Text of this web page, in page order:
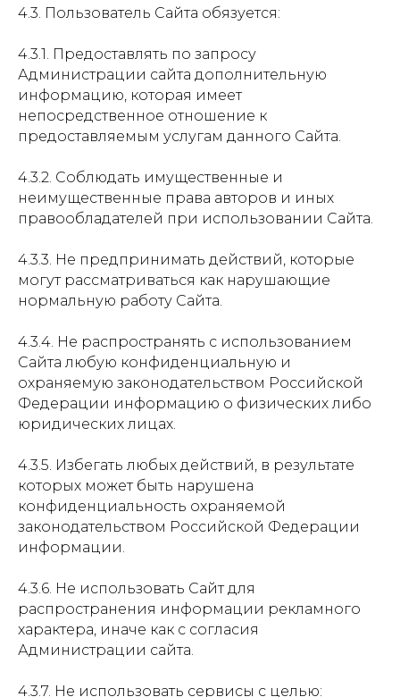
4.3. Пользователь Сайта обязуется:
4.3.1. Предоставлять по запросу
Администрации сайта дополнительную
информацию, которая имеет
непосредственное отношение к
предоставляемым услугам данного Сайта.
4.3.2. Соблюдать имущественные и
неимущественные права авторов и иных
правообладателей при использовании Сайта.
4.3.3. Не предпринимать действий, которые
могут рассматриваться как нарушающие
нормальную работу Сайта.
4.3.4. Не распространять с использованием
Сайта любую конфиденциальную и
охраняемую законодательством Российской
Федерации информацию о физических либо
юридических лицах.
4.3.5. Избегать любых действий, в результате
которых может быть нарушена
конфиденциальность охраняемой
законодательством Российской Федерации
информации.
4.3.6. Не использовать Сайт для
распространения информации рекламного
характера, иначе как с согласия
Администрации сайта.
4.3.7. Не использовать сервисы с целью: